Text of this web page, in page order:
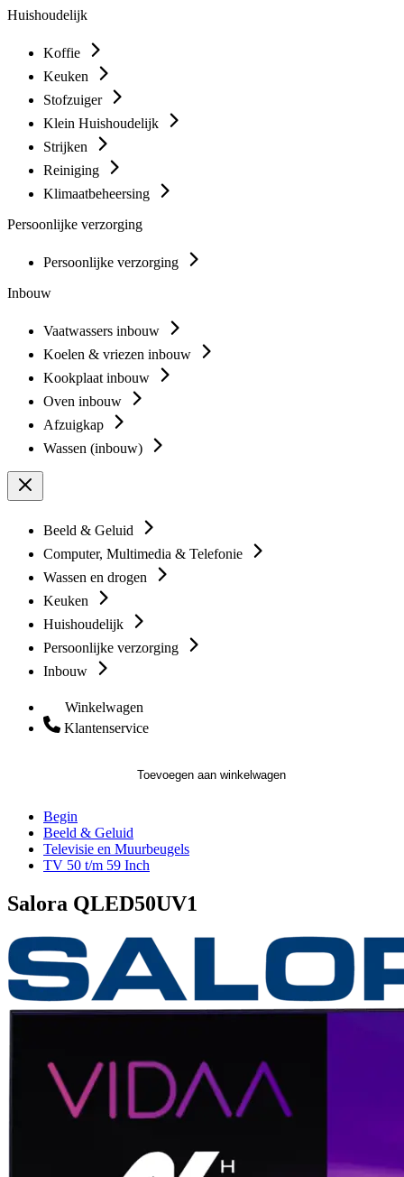
Huishoudelijk
Koffie
Keuken
Stofzuiger
Klein Huishoudelijk
Strijken
Reiniging
Klimaatbeheersing
Persoonlijke verzorging
Persoonlijke verzorging
Inbouw
Vaatwassers inbouw
Koelen & vriezen inbouw
Kookplaat inbouw
Oven inbouw
Afzuigkap
Wassen (inbouw)
Beeld & Geluid
Computer, Multimedia & Telefonie
Wassen en drogen
Keuken
Huishoudelijk
Persoonlijke verzorging
Inbouw
Winkelwagen
Klantenservice
Toevoegen aan winkelwagen
Begin
Beeld & Geluid
Televisie en Muurbeugels
TV 50 t/m 59 Inch
Salora QLED50UV1